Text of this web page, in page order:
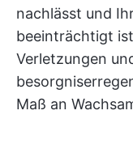
nachlässt und
beeinträchtigt
Verletzungen
Maß an